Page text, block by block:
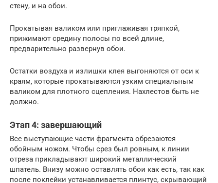
стену, и на обои.
Прокатывая валиком или приглаживая тряпкой,
прижимают средину полосы по всей длине,
предварительно развернув обои.
Остатки воздуха и излишки клея выгоняются от оси к
краям, которые прокатываются узким специальным
валиком для плотного сцепления. Нахлестов быть не
должно.
Этап 4: завершающий
Все выступающие части фрагмента обрезаются
обойным ножом. Чтобы срез был ровным, к линии
отреза прикладывают широкий металлический
шпатель. Внизу можно оставлять обои как есть, так как
после поклейки устанавливается плинтус, скрывающий